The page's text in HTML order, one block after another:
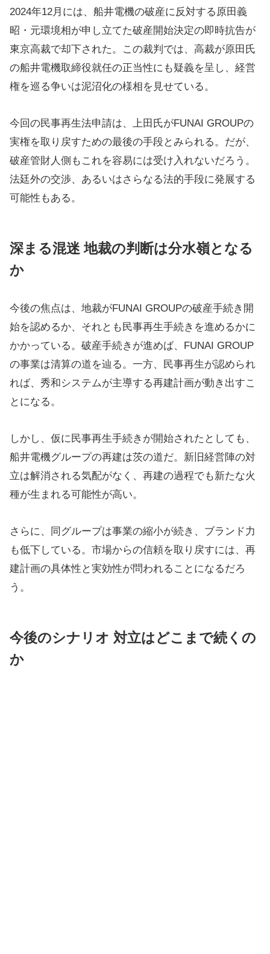
2024年12月には、船井電機の破産に反対する原田義
昭・元環境相が申し立てた破産開始決定の即時抗告が
東京高裁で却下された。この裁判では、高裁が原田氏
の船井電機取締役就任の正当性にも疑義を呈し、経営
権を巡る争いは泥沼化の様相を見せている。
今回の民事再生法申請は、上田氏がFUNAI GROUPの
実権を取り戻すための最後の手段とみられる。だが、
破産管財人側もこれを容易には受け入れないだろう。
法廷外の交渉、あるいはさらなる法的手段に発展する
可能性もある。
深まる混迷 地裁の判断は分水嶺となる
か
今後の焦点は、地裁がFUNAI GROUPの破産手続き開
始を認めるか、それとも民事再生手続きを進めるかに
かかっている。破産手続きが進めば、FUNAI GROUP
の事業は清算の道を辿る。一方、民事再生が認められ
れば、秀和システムが主導する再建計画が動き出すこ
とになる。
しかし、仮に民事再生手続きが開始されたとしても、
船井電機グループの再建は茨の道だ。新旧経営陣の対
立は解消される気配がなく、再建の過程でも新たな火
種が生まれる可能性が高い。
さらに、同グループは事業の縮小が続き、ブランド力
も低下している。市場からの信頼を取り戻すには、再
建計画の具体性と実効性が問われることになるだろ
う。
今後のシナリオ 対立はどこまで続くの
か